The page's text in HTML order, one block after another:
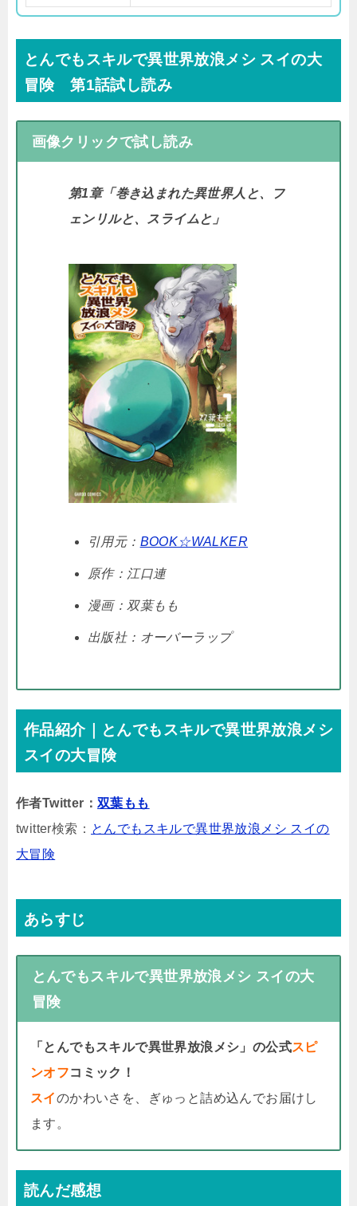
とんでもスキルで異世界放浪メシ スイの大
冒険 第1話試し読み
画像クリックで試し読み
第1章「巻き込まれた異世界人と、フ
ェンリルと、スライムと」
引用元： BOOK☆WALKER
原作：江口連
漫画：双葉もも
出版社：オーバーラップ
作品紹介｜とんでもスキルで異世界放浪メシ
スイの大冒険
作者Twitter：双葉もも
twitter検索： とんでもスキルで異世界放浪メシ スイの
大冒険
あらすじ
とんでもスキルで異世界放浪メシ スイの大
冒険
「とんでもスキルで異世界放浪メシ」の公式スピ
ンオフコミック！
スイのかわいさを、ぎゅっと詰め込んでお届けし
ます。
読んだ感想